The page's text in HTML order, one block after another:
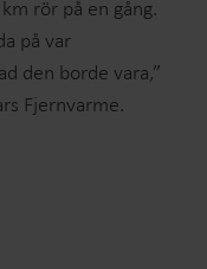
rör på en gång.
på var
den borde vara,”
Fjernvarme.